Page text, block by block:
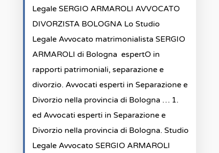
Legale SERGIO ARMAROLI AVVOCATO
DIVORZISTA BOLOGNA Lo Studio
Legale Avvocato matrimonialista SERGIO
ARMAROLI di Bologna espertO in
rapporti patrimoniali, separazione e
divorzio. Avvocati esperti in Separazione e
Divorzio nella provincia di Bologna … 1.
ed Avvocati esperti in Separazione e
Divorzio nella provincia di Bologna. Studio
Legale Avvocato SERGIO ARMAROLI